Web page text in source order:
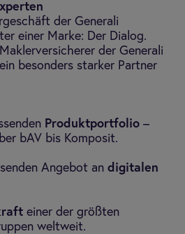
der Generali
einer Marke: Der Dialog.
der Generali
besonders starker Partner
Produktportfolio –
bAV bis Komposit.
Angebot an digitalen
einer der größten
weltweit.